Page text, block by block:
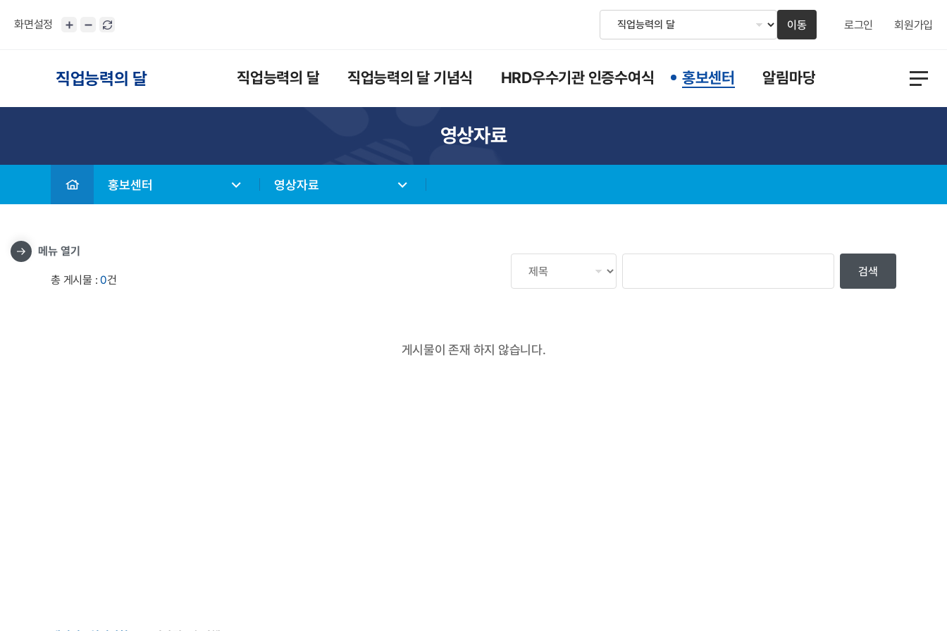
화면설정 이동 로그인 회원가입
직업능력의 달 직업능력의 달 직업능력의 달 기념식 HRD우수기관 인증수여식 홍보센터 알림마당
영상자료
메뉴 열기
홍보센터 영상자료
검색
총 게시물 : 0건
게시물이 존재 하지 않습니다.